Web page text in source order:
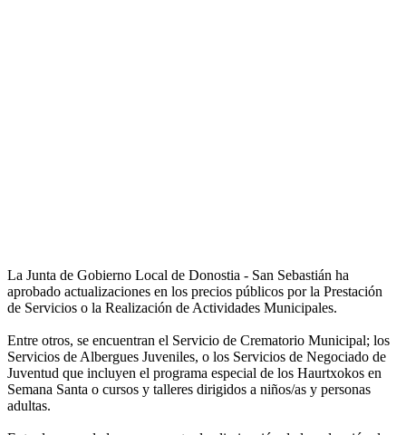
La Junta de Gobierno Local de Donostia - San Sebastián ha
aprobado actualizaciones en los precios públicos por la Prestación
de Servicios o la Realización de Actividades Municipales.
Entre otros, se encuentran el Servicio de Crematorio Municipal; los
Servicios de Albergues Juveniles, o los Servicios de Negociado de
Juventud que incluyen el programa especial de los Haurtxokos en
Semana Santa o cursos y talleres dirigidos a niños/as y personas
adultas.